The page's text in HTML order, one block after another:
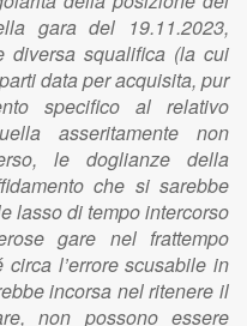
gara del 19.11.2023,
diversa squalifica (la cui
data per acquisita, pur
specifico al relativo
asseritamente non
le doglianze della
che si sarebbe
lasso di tempo intercorso
gare nel frattempo
l’errore scusabile in
incorsa nel ritenere il
non possono essere